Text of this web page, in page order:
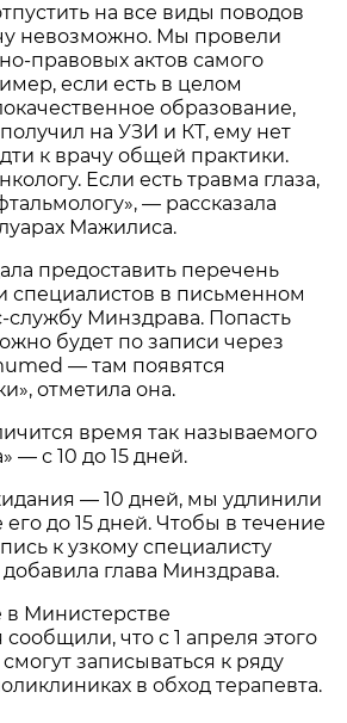
на все виды поводов
невозможно. Мы провели
правовых актов самого
если есть в целом
образование,
на УЗИ и КТ, ему нет
к врачу общей практики.
Если есть травма глаза,
— рассказала
Мажилиса.
предоставить перечень
специалистов в письменном
службу Минздрава. Попасть
будет по записи через
— там появятся
отметила она.
время так называемого
— с 10 до 15 дней.
— 10 дней, мы удлинили
до 15 дней. Чтобы в течение
к узкому специалисту
глава Минздрава.
Министерстве
что с 1 апреля этого
записываться к ряду
в обход терапевта.